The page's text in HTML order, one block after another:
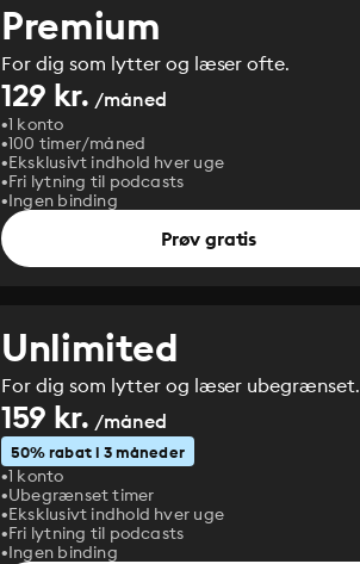
Premium
For dig som lytter og læser ofte.
129 kr. /måned
1 konto
100 timer/måned
Eksklusivt indhold hver uge
Fri lytning til podcasts
Ingen binding
Prøv gratis
Unlimited
For dig som lytter og læser ubegrænset.
159 kr. /måned
50% rabat i 3 måneder
1 konto
Ubegrænset timer
Eksklusivt indhold hver uge
Fri lytning til podcasts
Ingen binding